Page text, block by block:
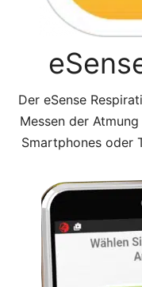
Der eSense
Messen der
Smartphones oder